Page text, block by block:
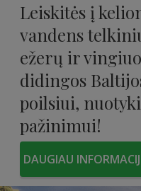
Leiskitės į
vandens
ežerų ir
didingos
poilsiui,
pažinimui!
DAUGIAU